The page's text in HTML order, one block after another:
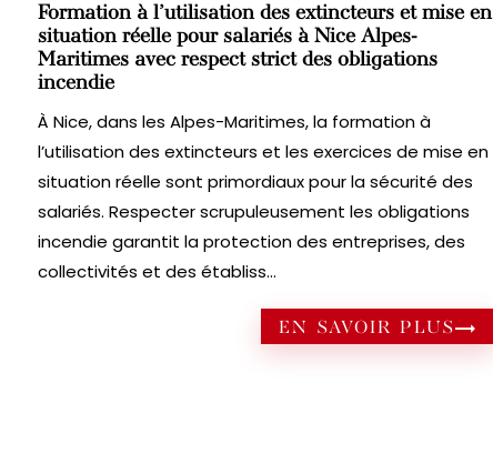
Formation à l’utilisation des extincteurs et mise en
situation réelle pour salariés à Nice Alpes-
Maritimes avec respect strict des obligations
incendie
À Nice, dans les Alpes-Maritimes, la formation à
l’utilisation des extincteurs et les exercices de mise en
situation réelle sont primordiaux pour la sécurité des
salariés. Respecter scrupuleusement les obligations
incendie garantit la protection des entreprises, des
collectivités et des établiss...
EN SAVOIR PLUS